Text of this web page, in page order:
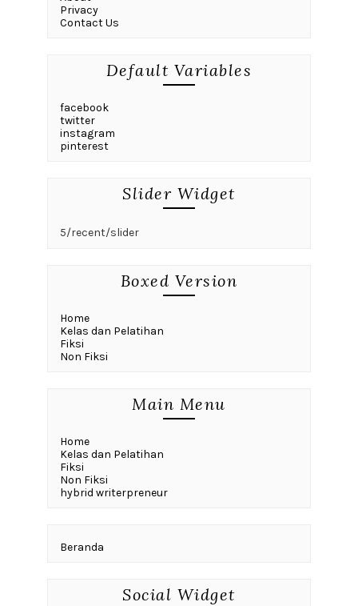
Privacy
Contact Us
Default Variables
facebook
twitter
instagram
pinterest
Slider Widget
5/recent/slider
Boxed Version
Home
Kelas dan Pelatihan
Fiksi
Non Fiksi
Main Menu
Home
Kelas dan Pelatihan
Fiksi
Non Fiksi
hybrid writerpreneur
Beranda
Social Widget